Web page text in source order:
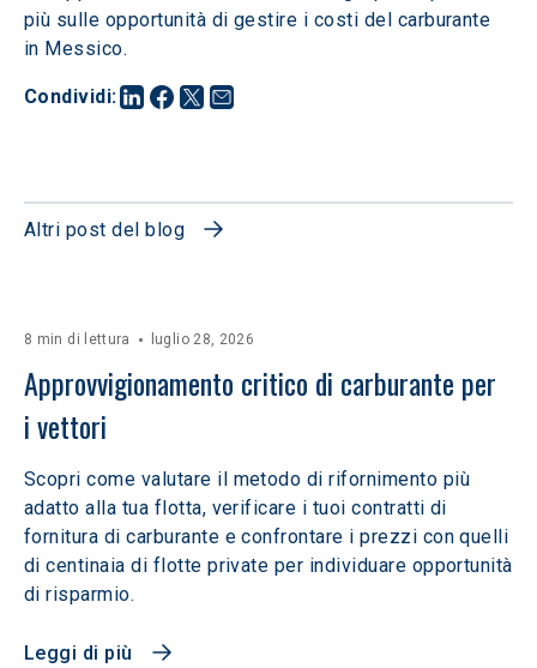
Condividi:
più sulle opportunità di gestire i costi del carburante
in Messico.
Altri post del blog
8 min di lettura luglio 28, 2026
Approvvigionamento critico di carburante per
i vettori
Scopri come valutare il metodo di rifornimento più
adatto alla tua flotta, verificare i tuoi contratti di
fornitura di carburante e confrontare i prezzi con quelli
di centinaia di flotte private per individuare opportunità
di risparmio.
Leggi di più